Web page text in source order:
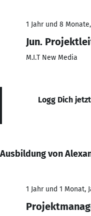
1 Jahr und 8
Jun.
M.I.T New Media
Logg Dich
Ausbildung von
1 Jahr und 1 Monat,